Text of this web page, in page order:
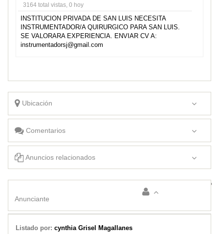
3164 total vistas, 0 hoy
INSTITUCION PRIVADA DE SAN LUIS NECESITA
INSTRUMENTADOR/A QUIRURGICO PARA SAN LUIS.
SE VALORARA EXPERIENCIA. ENVIAR CV A:
instrumentadorsj@gmail.com
Ubicación
Comentarios
Anuncios relacionados
busco trabajo
Anunciante
Listado por: cynthia Grisel Magallanes